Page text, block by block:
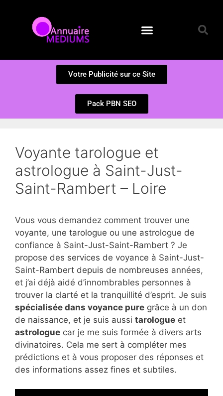
Votre Publicité sur ce Site
Pack PBN SEO
Voyante tarologue et
astrologue à Saint-Just-
Saint-Rambert – Loire
Vous vous demandez comment trouver une
voyante, une tarologue ou une astrologue de
confiance à Saint-Just-Saint-Rambert ? Je
propose des services de voyance à Saint-Just-
Saint-Rambert depuis de nombreuses années,
et j’ai déjà aidé d’innombrables personnes à
trouver la clarté et la tranquillité d’esprit. Je suis
spécialisée dans voyance pure grâce à un don
de naissance, et je suis aussi tarologue et
astrologue car je me suis formée à divers arts
divinatoires. Cela me sert à compléter mes
prédictions et à vous proposer des réponses et
des informations assez fines et subtiles.